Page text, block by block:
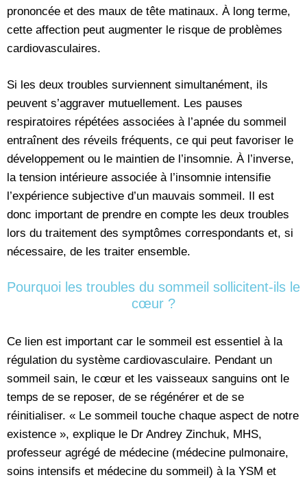
prononcée et des maux de tête matinaux. À long terme,
cette affection peut augmenter le risque de problèmes
cardiovasculaires.
Si les deux troubles surviennent simultanément, ils
peuvent s’aggraver mutuellement. Les pauses
respiratoires répétées associées à l’apnée du sommeil
entraînent des réveils fréquents, ce qui peut favoriser le
développement ou le maintien de l’insomnie. À l’inverse,
la tension intérieure associée à l’insomnie intensifie
l’expérience subjective d’un mauvais sommeil. Il est
donc important de prendre en compte les deux troubles
lors du traitement des symptômes correspondants et, si
nécessaire, de les traiter ensemble.
Pourquoi les troubles du sommeil sollicitent-ils le
cœur ?
Ce lien est important car le sommeil est essentiel à la
régulation du système cardiovasculaire. Pendant un
sommeil sain, le cœur et les vaisseaux sanguins ont le
temps de se reposer, de se régénérer et de se
réinitialiser. « Le sommeil touche chaque aspect de notre
existence », explique le Dr Andrey Zinchuk, MHS,
professeur agrégé de médecine (médecine pulmonaire,
soins intensifs et médecine du sommeil) à la YSM et